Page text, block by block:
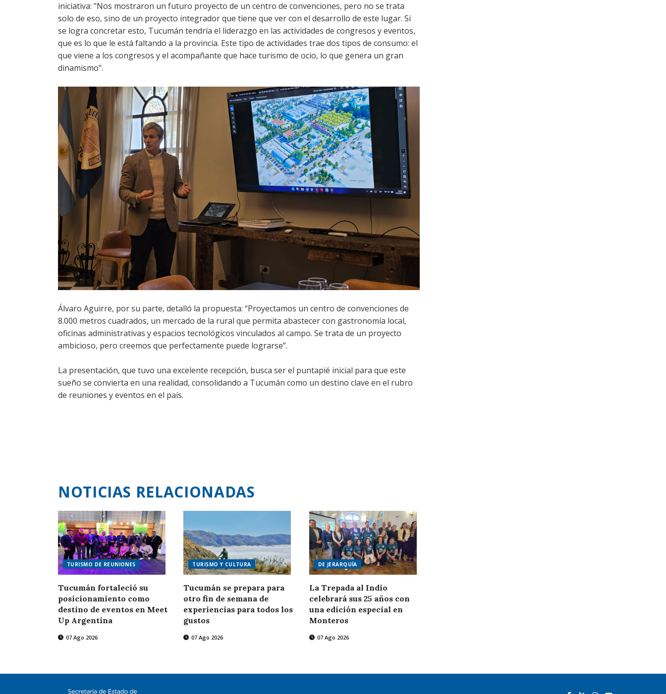
iniciativa: "Nos mostraron un futuro proyecto de un centro de convenciones, pero no se trata
solo de eso, sino de un proyecto integrador que tiene que ver con el desarrollo de este lugar. Si
se logra concretar esto, Tucumán tendría el liderazgo en las actividades de congresos y eventos,
que es lo que le está faltando a la provincia. Este tipo de actividades trae dos tipos de consumo: el
que viene a los congresos y el acompañante que hace turismo de ocio, lo que genera un gran
dinamismo".
Álvaro Aguirre, por su parte, detalló la propuesta: “Proyectamos un centro de convenciones de
8.000 metros cuadrados, un mercado de la rural que permita abastecer con gastronomía local,
oficinas administrativas y espacios tecnológicos vinculados al campo. Se trata de un proyecto
ambicioso, pero creemos que perfectamente puede lograrse”.
La presentación, que tuvo una excelente recepción, busca ser el puntapié inicial para que este
sueño se convierta en una realidad, consolidando a Tucumán como un destino clave en el rubro
de reuniones y eventos en el país.
NOTICIAS RELACIONADAS
TURISMO DE REUNIONES
Tucumán fortaleció su
posicionamiento como
destino de eventos en Meet
Up Argentina
07 Ago 2026
TURISMO Y CULTURA
Tucumán se prepara para
otro fin de semana de
experiencias para todos los
gustos
07 Ago 2026
DE JERARQUÍA
La Trepada al Indio
celebrará sus 25 años con
una edición especial en
Monteros
07 Ago 2026